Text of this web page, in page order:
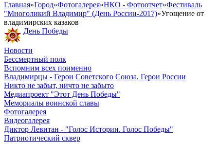
Главная»Город»Фотогалерея»НКО - Фотоотчет»Фестиваль
"Многоликий Владимир" (День России-2017)»Угощение от
владимирских казаков
День Победы
Новости
Бессмертный полк
Вспомним всех поименно
Владимирцы - Герои Советского Союза, Герои России
Никто не забыт, ничто не забыто
Медиапроект "Этот День Победы"
Мемориалы воинской славы
Фотогалерея
Видеогалерея
Диктор Левитан - "Голос Истории. Голос Победы"
Патриотический сквер